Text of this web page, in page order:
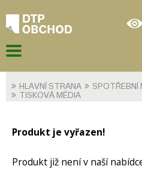
HLAVNÍ STRANA
SPOTŘEBNÍ
TISKOVÁ MÉDIA
Produkt je vyřazen!
Produkt již není v naší